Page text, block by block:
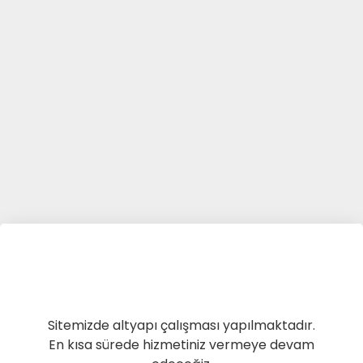
Sitemizde altyapı çalışması yapılmaktadır.
En kısa sürede hizmetiniz vermeye devam